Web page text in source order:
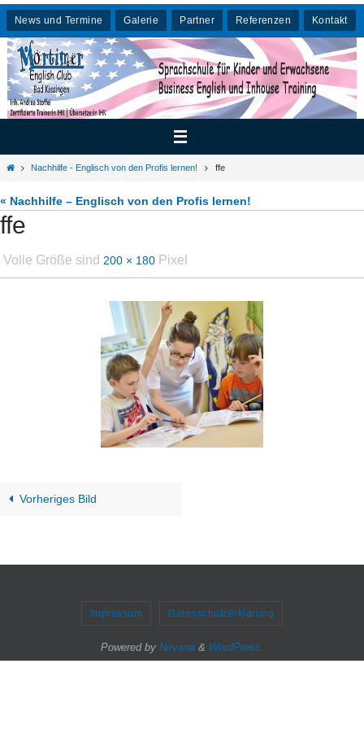
Zum
Inhalt
springen
News und Termine Galerie Partner Referenzen Kontakt
HomeNachhilfe - Englisch von den Profis lernen! ffe
« Nachhilfe – Englisch von den Profis lernen!
ffe
Volle Größe sind 200 × 180 Pixel
Vorheriges Bild
Impressum Datenschutzerklärung
Powered by Nirvana& WordPress.